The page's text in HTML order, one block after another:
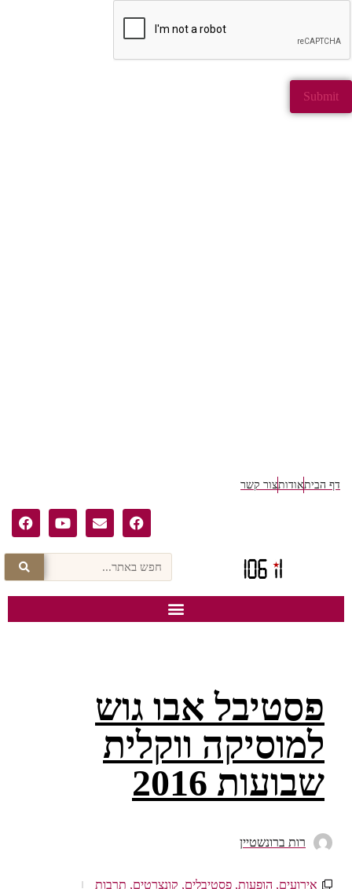
הביתאודותצור קשר
פסטיבל אבו גוש
למוסיקה ווקלית
שבועות 2016‎
רות ברונשטיין
אירועים,הופעות,פסטיבלים,קונצרטים,תרבות